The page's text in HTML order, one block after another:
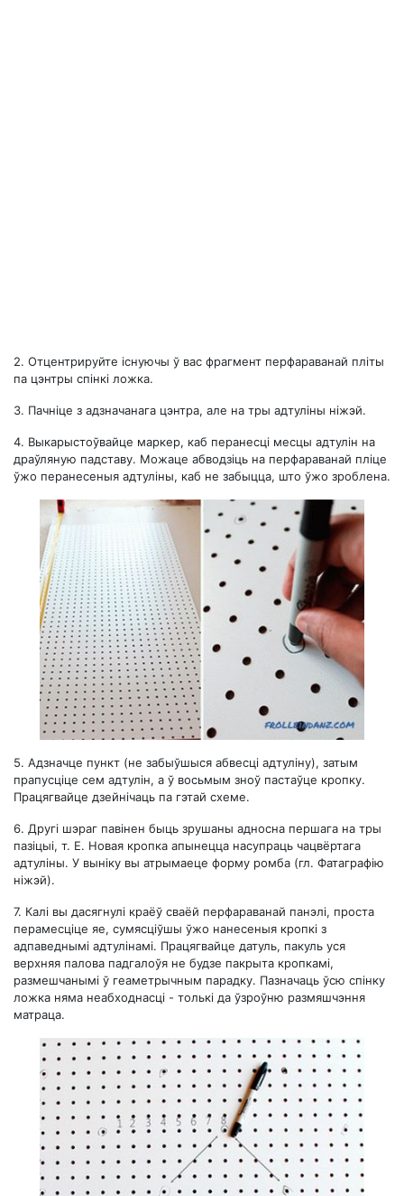
2. Отцентрируйте існуючы ў вас фрагмент перфараванай пліты
па цэнтры спінкі ложка.
3. Пачніце з адзначанага цэнтра, але на тры адтуліны ніжэй.
4. Выкарыстоўвайце маркер, каб перанесці месцы адтулін на
драўляную падставу. Можаце абводзіць на перфараванай пліце
ўжо перанесеныя адтуліны, каб не забыцца, што ўжо зроблена.
5. Адзначце пункт (не забыўшыся абвесці адтуліну), затым
прапусціце сем адтулін, а ў восьмым зноў пастаўце кропку.
Працягвайце дзейнічаць па гэтай схеме.
6. Другі шэраг павінен быць зрушаны адносна першага на тры
пазіцыі, т. Е. Новая кропка апынецца насупраць чацвёртага
адтуліны. У выніку вы атрымаеце форму ромба (гл. Фатаграфію
ніжэй).
7. Калі вы дасягнулі краёў сваёй перфараванай панэлі, проста
перамесціце яе, сумясціўшы ўжо нанесеныя кропкі з
адпаведнымі адтулінамі. Працягвайце датуль, пакуль уся
верхняя палова падгалоўя не будзе пакрыта кропкамі,
размешчанымі ў геаметрычным парадку. Пазначаць ўсю спінку
ложка няма неабходнасці - толькі да ўзроўню размяшчэння
матраца.